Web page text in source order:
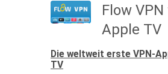
Flow
Apple TV
Die weltweit erste VPN-
TV